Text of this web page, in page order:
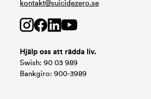
kontakt@suicidezero.se
Hjälp oss att rädda liv.
Swish: 90 03 989
Bankgiro: 900-3989